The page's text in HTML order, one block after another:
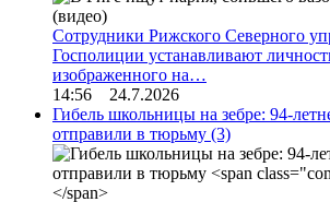
Сотрудники Рижского Северного
Госполиции устанавливают
изображенного на…
14:56 24.7.2026
Гибель школьницы на зебре: 94-
отправили в тюрьму (3)